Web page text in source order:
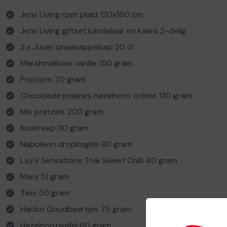
Jens Living rpet plaid 120x160 cm
Jens Living giftset kandelaar en kaars 2-delig
2 x Juver sinaasappelsap 20 cl
Marshmallows vanille 150 gram
Popcorn 70 gram
Chocolade pralines hazelnoot crème 130 gram
Mix pretzels 200 gram
Koekreep 110 gram
Napoleon dropkogels 80 gram
Lay's Sensations Thai Sweet Chilli 40 gram
Mars 51 gram
Twix 50 gram
Haribo Goudbeertjes 75 gram